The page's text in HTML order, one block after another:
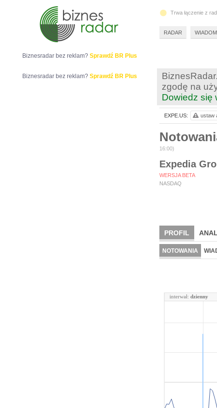
zgodę na
Dowiedz się
16:00)
Expedia
WERSJA BETA
NASDAQ
PROFIL
NOTOWANIA
interwał: dzienny
EXPE.US: ustaw
Biznesradar bez reklam? Sprawdź BR Plus
Biznesradar bez reklam? Sprawdź BR Plus
Trwa łączenie z
RADAR